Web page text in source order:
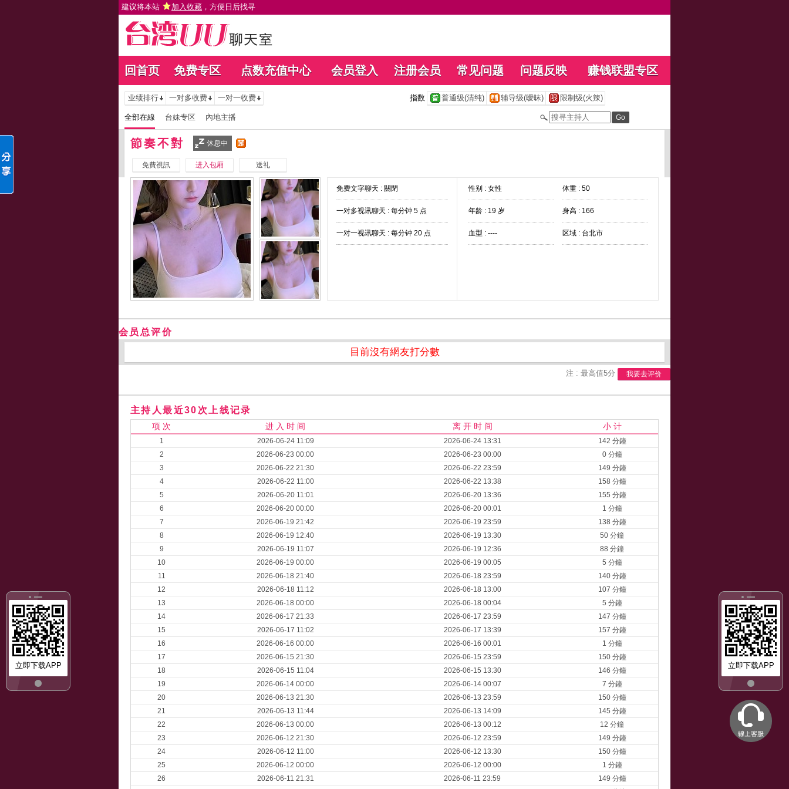
建议将本站 加入收藏 ，方便日后找寻
回首页 免费专区 点数充值中心 会员登入 注册会员 常见问题 问题反映 赚钱联盟专区
立即下载APP
立即下载APP
业绩排行 一对多收费 一对一收费 指数 普通级(清纯) 辅导级(暧昧) 限制级(火辣)
全部在線 台妹专区 內地主播
節奏不對 休息中
免費視訊 进入包厢 送礼
免费文字聊天 : 關閉
一对多视讯聊天 : 每分钟 5 点
一对一视讯聊天 : 每分钟 20 点
性别 : 女性 体重 : 50
年龄 : 19 岁 身高 : 166
血型 : ---- 区域 : 台北市
会员总评价
目前沒有網友打分數
注 : 最高值5分 我要去评价
主持人最近30次上线记录
项 次 进 入 时 间 离 开 时 间 小 计
1 2026-06-24 11:09 2026-06-24 13:31
142 分鐘
2
2026-06-23 00:00 2026-06-23 00:00
0 分鐘
3
2026-06-22 21:30 2026-06-22 23:59
149 分鐘
4
2026-06-22 11:00 2026-06-22 13:38
158 分鐘
5
2026-06-20 11:01 2026-06-20 13:36
155 分鐘
6
2026-06-20 00:00 2026-06-20 00:01
1 分鐘
7
2026-06-19 21:42 2026-06-19 23:59
138 分鐘
8
2026-06-19 12:40 2026-06-19 13:30
50 分鐘
9
2026-06-19 11:07 2026-06-19 12:36
88 分鐘
10
2026-06-19 00:00 2026-06-19 00:05
5 分鐘
11
2026-06-18 21:40 2026-06-18 23:59
140 分鐘
12
2026-06-18 11:12 2026-06-18 13:00
107 分鐘
13
2026-06-18 00:00 2026-06-18 00:04
5 分鐘
14
2026-06-17 21:33 2026-06-17 23:59
147 分鐘
15
2026-06-17 11:02 2026-06-17 13:39
157 分鐘
16
2026-06-16 00:00 2026-06-16 00:01
1 分鐘
17
2026-06-15 21:30 2026-06-15 23:59
150 分鐘
18
2026-06-15 11:04 2026-06-15 13:30
146 分鐘
19
2026-06-14 00:00 2026-06-14 00:07
7 分鐘
20
2026-06-13 21:30 2026-06-13 23:59
150 分鐘
21
2026-06-13 11:44 2026-06-13 14:09
145 分鐘
22
2026-06-13 00:00 2026-06-13 00:12
12 分鐘
23
2026-06-12 21:30 2026-06-12 23:59
149 分鐘
24
2026-06-12 11:00 2026-06-12 13:30
150 分鐘
25
2026-06-12 00:00 2026-06-12 00:00
1 分鐘
26
2026-06-11 21:31 2026-06-11 23:59
149 分鐘